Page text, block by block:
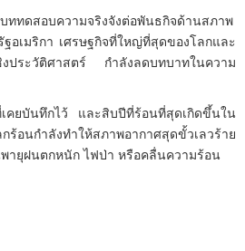
ททดสอบความจริงจังต่อพันธกิจด้านสภาพ
อเมริกา เศรษฐกิจที่ใหญ่ที่สุดของโลกและ
งประวัติศาสตร์ กำลังลดบทบาทในความ
คยบันทึกไว้ และสิบปีที่ร้อนที่สุดเกิดขึ้นใน
อนกำลังทำให้สภาพอากาศสุดขั้วเลวร้าย
ายุฝนตกหนัก ไฟป่า หรือคลื่นความร้อน